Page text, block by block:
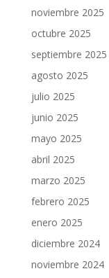
noviembre 2025
octubre 2025
septiembre 2025
agosto 2025
julio 2025
junio 2025
mayo 2025
abril 2025
marzo 2025
febrero 2025
enero 2025
diciembre 2024
noviembre 2024